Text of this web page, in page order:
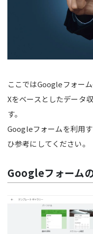
ここではGoogleフォー
Xをベースとしたデータ
す。
Googleフォームを利用
ひ参考にしてください。
Googleフォーム